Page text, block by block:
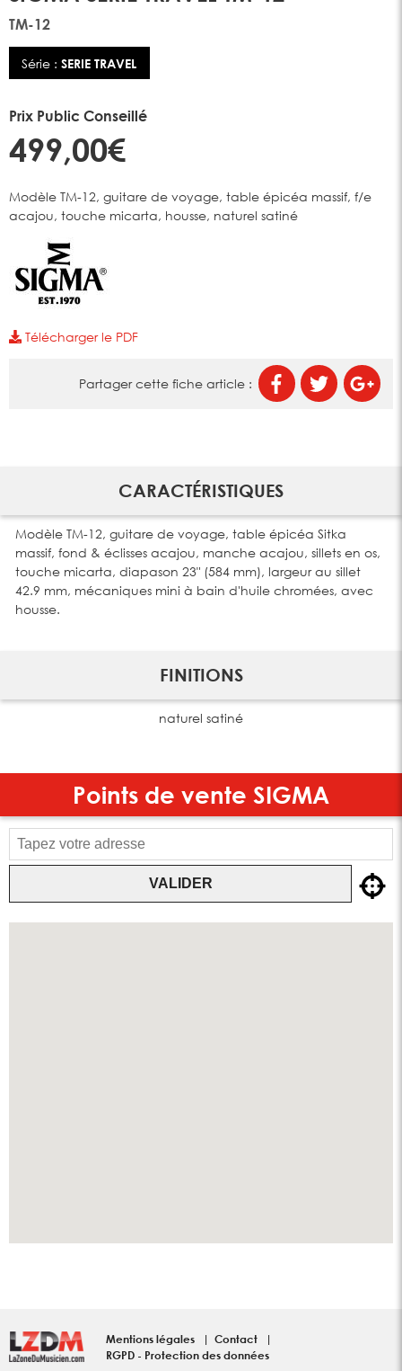
TM-12
Série :SERIE TRAVEL
Prix Public Conseillé
499,00€
Modèle TM-12, guitare de voyage, table épicéa massif, f/e
acajou, touche micarta, housse, naturel satiné
Télécharger le PDF
Partager cette fiche article :
CARACTÉRISTIQUES
Modèle TM-12, guitare de voyage, table épicéa Sitka
massif, fond & éclisses acajou, manche acajou, sillets en os,
touche micarta, diapason 23" (584 mm), largeur au sillet
42.9 mm, mécaniques mini à bain d'huile chromées, avec
housse.
FINITIONS
naturel satiné
Points de vente SIGMA
VALIDER
Mentions légales
Contact
RGPD - Protection des données